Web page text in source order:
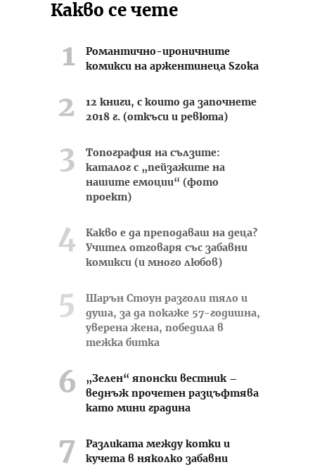
Какво се чете
Романтично-ироничните
комикси на аржентинеца Szoka
12 книги, с които да започнете
2018 г. (откъси и ревюта)
Топография на сълзите:
каталог с „пейзажите на
нашите емоции“ (фото
проект)
Какво е да преподаваш на деца?
Учител отговаря със забавни
комикси (и много любов)
Шарън Стоун разголи тяло и
душа, за да покаже 57-годишна,
уверена жена, победила в
тежка битка
„Зелен“ японски вестник –
веднъж прочетен разцъфтява
като мини градина
Разликата между котки и
кучета в няколко забавни